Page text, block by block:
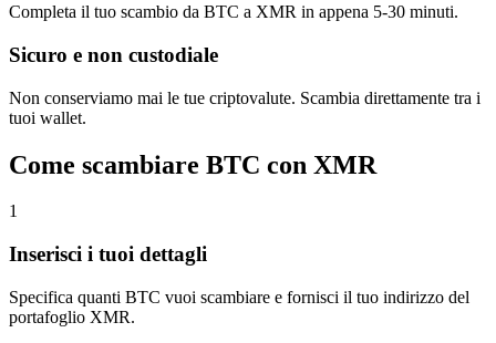
Completa il tuo scambio da BTC a XMR in appena 5-30 minuti.
Sicuro e non custodiale
Non conserviamo mai le tue criptovalute. Scambia direttamente tra i
tuoi wallet.
Come scambiare BTC con XMR
1
Inserisci i tuoi dettagli
Specifica quanti BTC vuoi scambiare e fornisci il tuo indirizzo del
portafoglio XMR.